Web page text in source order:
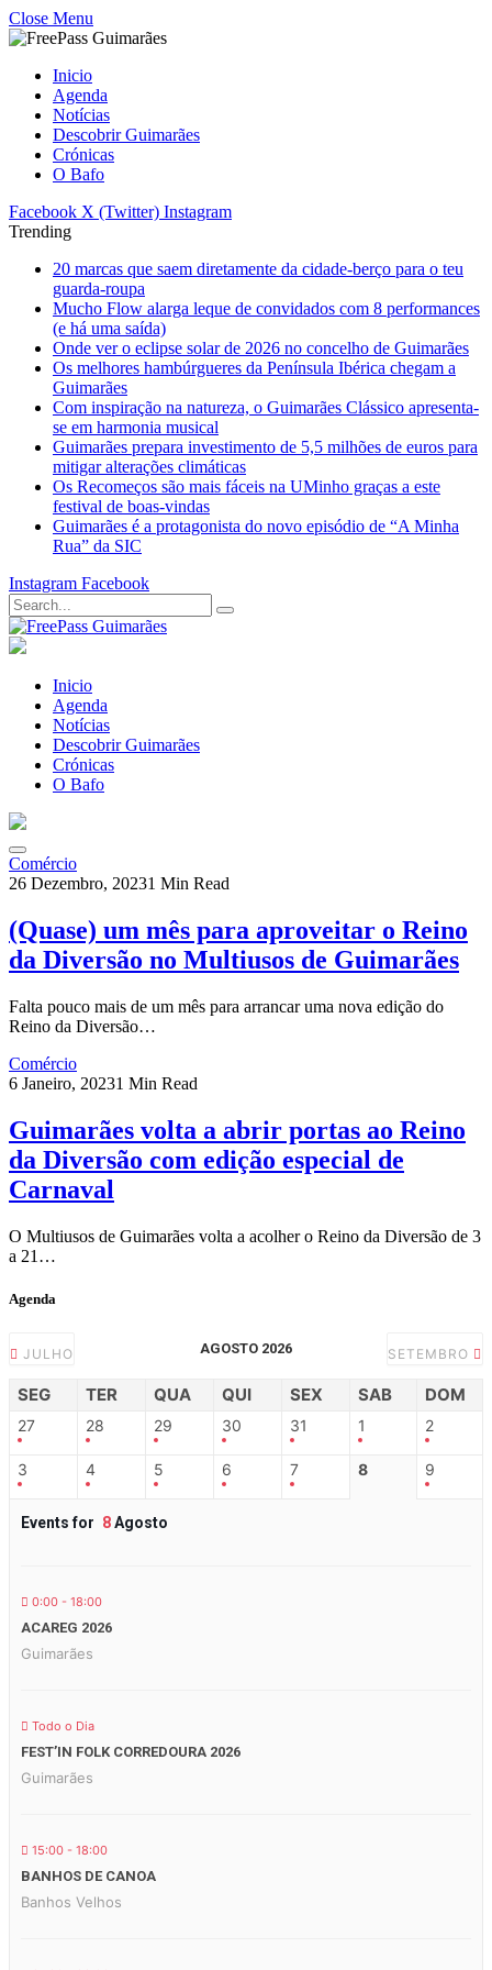
Close Menu
Inicio
Agenda
Notícias
Descobrir Guimarães
Crónicas
O Bafo
Facebook X (Twitter) Instagram
Trending
20 marcas que saem diretamente da cidade-berço para o teu
guarda-roupa
Mucho Flow alarga leque de convidados com 8 performances
(e há uma saída)
Onde ver o eclipse solar de 2026 no concelho de Guimarães
Os melhores hambúrgueres da Península Ibérica chegam a
Guimarães
Com inspiração na natureza, o Guimarães Clássico apresenta-
se em harmonia musical
Guimarães prepara investimento de 5,5 milhões de euros para
mitigar alterações climáticas
Os Recomeços são mais fáceis na UMinho graças a este
festival de boas-vindas
Guimarães é a protagonista do novo episódio de “A Minha
Rua” da SIC
Instagram Facebook
Inicio
Agenda
Notícias
Descobrir Guimarães
Crónicas
O Bafo
Comércio
26 Dezembro, 20231 Min Read
(Quase) um mês para aproveitar o Reino
da Diversão no Multiusos de Guimarães
Falta pouco mais de um mês para arrancar uma nova edição do
Reino da Diversão…
Comércio
6 Janeiro, 20231 Min Read
Guimarães volta a abrir portas ao Reino
da Diversão com edição especial de
Carnaval
O Multiusos de Guimarães volta a acolher o Reino da Diversão de 3
a 21…
Agenda
JULHO AGOSTO 2026 SETEMBRO
SEG TER QUA QUI SEX SAB DOM
27 28 29 30 31 1 2
3 4 5 6 7 8 9
Events for 8Agosto
0:00 - 18:00
ACAREG 2026
Guimarães
Todo o Dia
FEST’IN FOLK CORREDOURA 2026
Guimarães
15:00 - 18:00
BANHOS DE CANOA
Banhos Velhos